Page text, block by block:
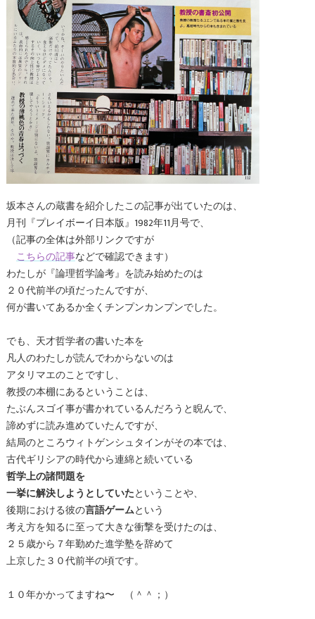
坂本さんの蔵書を紹介したこの記事が出ていたのは、
月刊『プレイボーイ日本版』1982年11月号で、
（記事の全体は外部リンクですが
こちらの記事などで確認できます）
わたしが『論理哲学論考』を読み始めたのは
２０代前半の頃だったんですが、
何が書いてあるか全くチンプンカンプンでした。
でも、天才哲学者の書いた本を
凡人のわたしが読んでわからないのは
アタリマエのことですし、
教授の本棚にあるということは、
たぶんスゴイ事が書かれているんだろうと睨んで、
諦めずに読み進めていたんですが、
結局のところウィトゲンシュタインがその本では、
古代ギリシアの時代から連綿と続いている
哲学上の諸問題を
一挙に解決しようとしていたということや、
後期における彼の言語ゲームという
考え方を知るに至って大きな衝撃を受けたのは、
２５歳から７年勤めた進学塾を辞めて
上京した３０代前半の頃です。
１０年かかってますね〜 （＾＾；）